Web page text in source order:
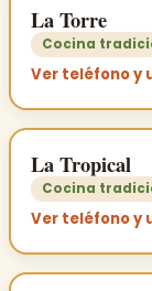
La Torre
Cocina
Ver teléfono y
La Tropical
Cocina
Ver teléfono y